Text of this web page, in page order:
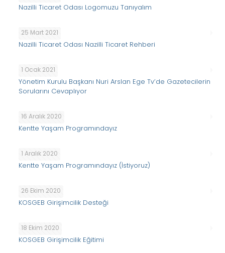
Nazilli Ticaret Odası Logomuzu Tanıyalım
25 Mart 2021
Nazilli Ticaret Odası Nazilli Ticaret Rehberi
1 Ocak 2021
Yönetim Kurulu Başkanı Nuri Arslan Ege Tv’de Gazetecilerin
Sorularını Cevaplıyor
16 Aralık 2020
Kentte Yaşam Programındayız
1 Aralık 2020
Kentte Yaşam Programındayız (İstiyoruz)
26 Ekim 2020
KOSGEB Girişimcilik Desteği
18 Ekim 2020
KOSGEB Girişimcilik Eğitimi